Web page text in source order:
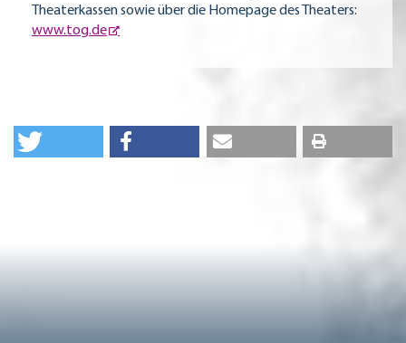
Theaterkassen sowie über die Homepage des Theaters:
www.tog.de